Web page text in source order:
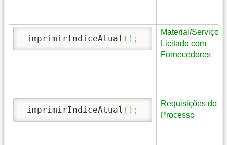
imprimirIndiceAtual ( ) ;
Material/Serviço
Licitado com
Fornecedores
imprimirIndiceAtual ( ) ;
Requisições do
Processo